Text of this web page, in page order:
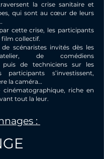
la crise sanitaire et
qui sont au cœur de leurs
cette crise, les participants
collectif.
scénaristes invités dès les
de comédiens
puis de techniciens sur les
participants s’investissent,
la caméra…
cinématographique, riche en
tout la leur.
: